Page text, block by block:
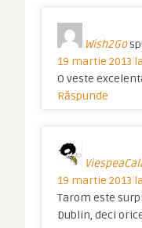
Wish2Go
19 martie 2013
O veste
Răspunde
19 martie 2013
Tarom este
Dublin, deci